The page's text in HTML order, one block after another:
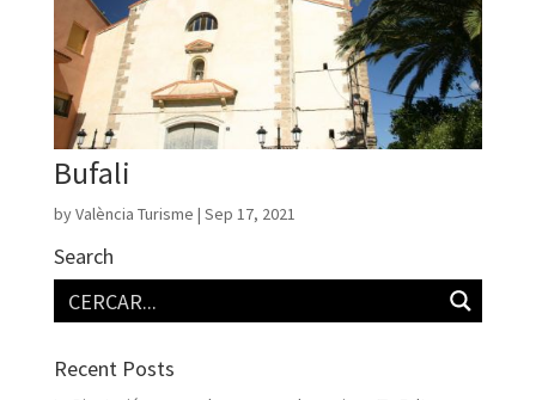
Bufali
byValència Turisme | Sep 17, 2021
Search
Recent Posts